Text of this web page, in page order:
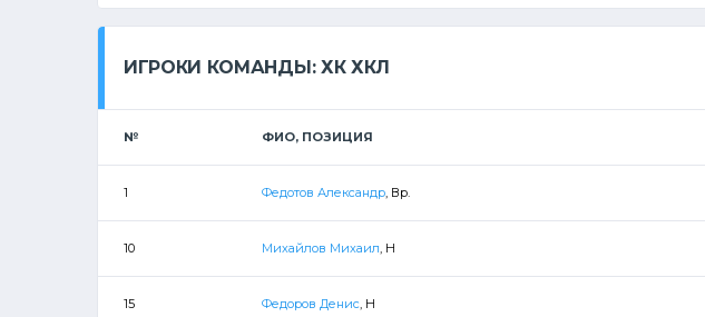
ИГРОКИ КОМАНДЫ: ХК ХКЛ
№ ФИО, ПОЗИЦИЯ
1 Федотов Александр, Вр.
10 Михайлов Михаил, Н
15 Федоров Денис, Н